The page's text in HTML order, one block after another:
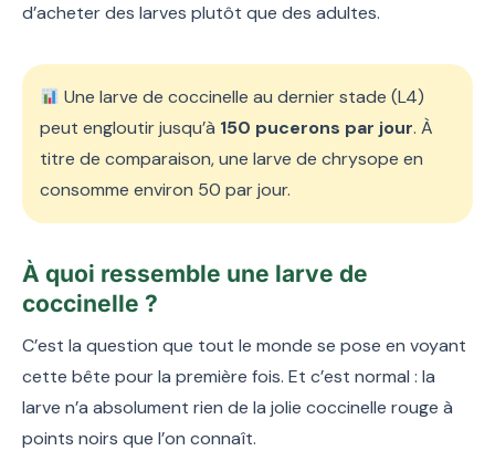
d’acheter des larves plutôt que des adultes.
Une larve de coccinelle au dernier stade (L4)
peut engloutir jusqu’à 150 pucerons par jour. À
titre de comparaison, une larve de chrysope en
consomme environ 50 par jour.
À quoi ressemble une larve de
coccinelle ?
C’est la question que tout le monde se pose en voyant
cette bête pour la première fois. Et c’est normal : la
larve n’a absolument rien de la jolie coccinelle rouge à
points noirs que l’on connaît.